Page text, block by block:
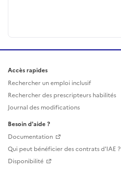
Accès rapides
Rechercher un emploi inclusif
Rechercher des prescripteurs habilités
Journal des modifications
Besoin d'aide ?
Documentation
Qui peut bénéficier des contrats d'IAE ?
Disponibilité